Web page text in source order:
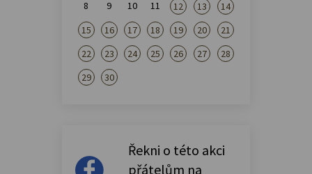
8 9 10 11 12 13
14
15
16 17 18 19 20
21
22
23 24 25 26 27
28
29
30
Řekni o této akci
přátelům na